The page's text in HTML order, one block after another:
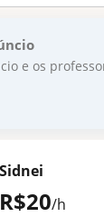
e os
R$20/h
Sidnei